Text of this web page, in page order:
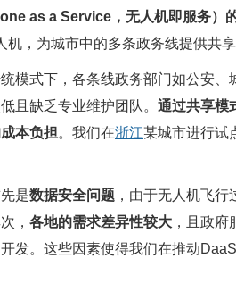
as a Service，无人机即服务）
，为城市中的多条政务线提供共享
模式下，各条线政务部门如公安、
且缺乏专业维护团队。 通过共享模
本负担。我们在浙江某城市进行试
是数据安全问题 ，由于无人机飞
， 各地的需求差异性较大 ，且政
发。这些因素使得我们在推动